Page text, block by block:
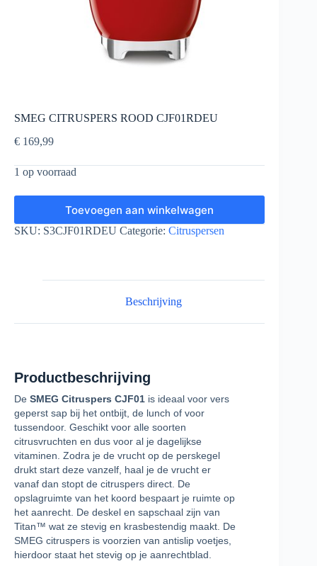
SMEG CITRUSPERS ROOD CJF01RDEU
€ 169,99
1 op voorraad
Toevoegen aan winkelwagen
SKU: S3CJF01RDEU Categorie: Citruspersen
Beschrijving
Productbeschrijving
De SMEG Citruspers CJF01 is ideaal voor vers
geperst sap bij het ontbijt, de lunch of voor
tussendoor. Geschikt voor alle soorten
citrusvruchten en dus voor al je dagelijkse
vitaminen. Zodra je de vrucht op de perskegel
drukt start deze vanzelf, haal je de vrucht er
vanaf dan stopt de citruspers direct. De
opslagruimte van het koord bespaart je ruimte op
het aanrecht. De deskel en sapschaal zijn van
Titan™ wat ze stevig en krasbestendig maakt. De
SMEG citruspers is voorzien van antislip voetjes,
hierdoor staat het stevig op je aanrechtblad.